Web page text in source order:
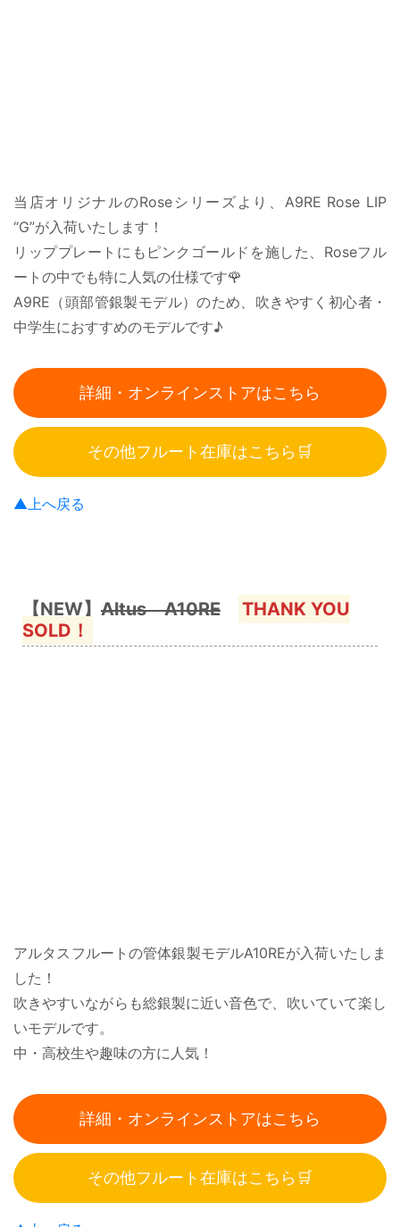
当店オリジナルのRoseシリーズより、A9RE Rose LIP
“G”が入荷いたします！
リッププレートにもピンクゴールドを施した、Roseフル
ートの中でも特に人気の仕様です🌹
A9RE（頭部管銀製モデル）のため、吹きやすく初心者・
中学生におすすめのモデルです♪
詳細・オンラインストアはこちら
その他フルート在庫はこちら🛒
▲上へ戻る
【NEW】 Altus A10RE
THANK YOU
SOLD！
アルタスフルートの管体銀製モデルA10REが入荷いたしま
した！
吹きやすいながらも総銀製に近い音色で、吹いていて楽し
いモデルです。
中・高校生や趣味の方に人気！
詳細・オンラインストアはこちら
その他フルート在庫はこちら🛒